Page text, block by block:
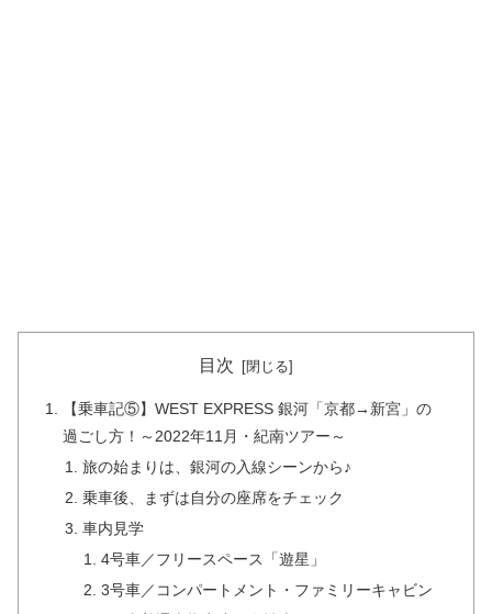
目次
【乗車記⑤】WEST EXPRESS 銀河「京都→新宮」の
過ごし方！～2022年11月・紀南ツアー～
旅の始まりは、銀河の入線シーンから♪
乗車後、まずは自分の座席をチェック
車内見学
4号車／フリースペース「遊星」
3号車／コンパートメント・ファミリーキャビン